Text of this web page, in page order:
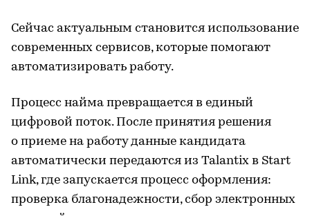
Сейчас актуальным становится использование
современных сервисов, которые помогают
автоматизировать работу.
Процесс найма превращается в единый
цифровой поток. После принятия решения
о приеме на работу данные кандидата
автоматически передаются из Talantix в Start
Link, где запускается процесс оформления:
проверка благонадежности, сбор электронных